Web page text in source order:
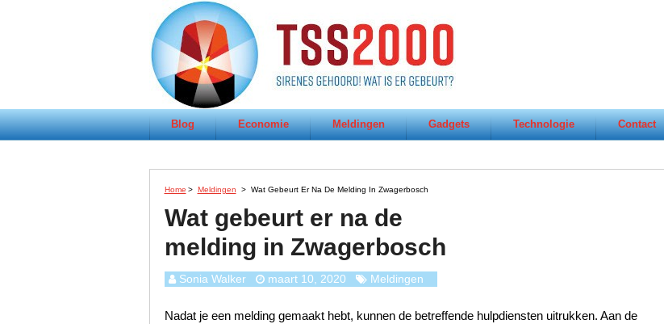
Blog Economie Meldingen Gadgets Technologie Contact
Home > Meldingen > Wat Gebeurt Er Na De Melding In Zwagerbosch
Wat gebeurt er na de
melding in Zwagerbosch
Sonia Walker maart 10, 2020 Meldingen
Nadat je een melding gemaakt hebt, kunnen de betreffende hulpdiensten uitrukken. Aan de